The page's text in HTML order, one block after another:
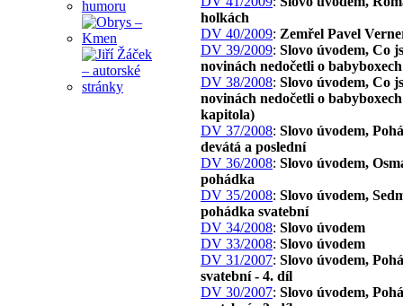
holkách
DV 40/2009: Zemřel Pavel
DV 39/2009: Slovo úvodem, Co
novinách nedočetli o babyboxech
DV 38/2008: Slovo úvodem, Co
novinách nedočetli o
kapitola)
DV 37/2008: Slovo úvodem,
devátá a poslední
DV 36/2008: Slovo úvodem,
pohádka
DV 35/2008: Slovo úvodem,
pohádka svatební
DV 34/2008: Slovo úvodem
DV 33/2008: Slovo úvodem
DV 31/2007: Slovo úvodem,
svatební - 4. díl
DV 30/2007: Slovo úvodem,